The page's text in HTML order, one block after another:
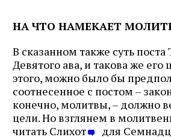
НА ЧТО НАМЕКАЕТ
В сказанном также суть
Девятого ава, и такова же его
этого, можно было бы
соотнесенное с постом –
конечно, молитвы, – должно
цели. Но взглянем в
читать Слихот
для